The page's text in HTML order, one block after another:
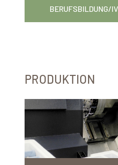
BERUFSBILDUNG/
PRODUKTION